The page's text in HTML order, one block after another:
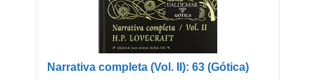
Narrativa completa (Vol. II): 63 (Gótica)